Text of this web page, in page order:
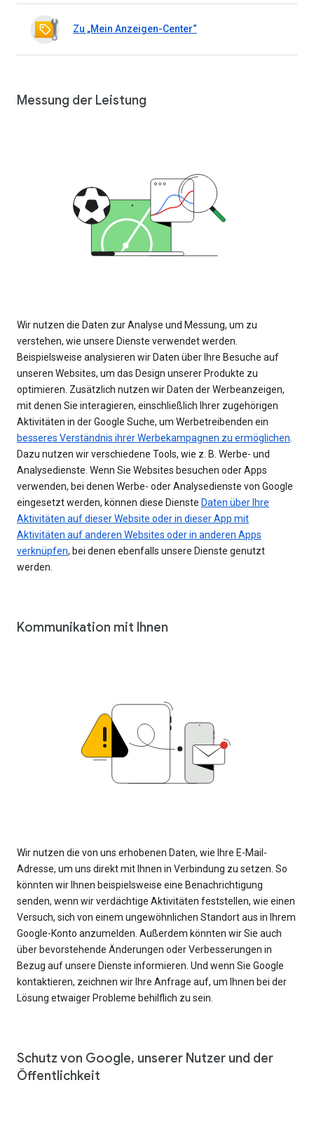
Zu „Mein Anzeigen-Center“
Messung der Leistung
Wir nutzen die Daten zur Analyse und Messung, um zu
verstehen, wie unsere Dienste verwendet werden.
Beispielsweise analysieren wir Daten über Ihre Besuche auf
unseren Websites, um das Design unserer Produkte zu
optimieren. Zusätzlich nutzen wir Daten der Werbeanzeigen,
mit denen Sie interagieren, einschließlich Ihrer zugehörigen
Aktivitäten in der Google Suche, um Werbetreibenden ein
besseres Verständnis ihrer Werbekampagnen zu ermöglichen.
Dazu nutzen wir verschiedene Tools, wie z. B. Werbe- und
Analysedienste. Wenn Sie Websites besuchen oder Apps
verwenden, bei denen Werbe- oder Analysedienste von Google
eingesetzt werden, können diese Dienste Daten über Ihre
Aktivitäten auf dieser Website oder in dieser App mit
Aktivitäten auf anderen Websites oder in anderen Apps
verknüpfen, bei denen ebenfalls unsere Dienste genutzt
werden.
Kommunikation mit Ihnen
Wir nutzen die von uns erhobenen Daten, wie Ihre E-Mail-
Adresse, um uns direkt mit Ihnen in Verbindung zu setzen. So
könnten wir Ihnen beispielsweise eine Benachrichtigung
senden, wenn wir verdächtige Aktivitäten feststellen, wie einen
Versuch, sich von einem ungewöhnlichen Standort aus in Ihrem
Google-Konto anzumelden. Außerdem könnten wir Sie auch
über bevorstehende Änderungen oder Verbesserungen in
Bezug auf unsere Dienste informieren. Und wenn Sie Google
kontaktieren, zeichnen wir Ihre Anfrage auf, um Ihnen bei der
Lösung etwaiger Probleme behilflich zu sein.
Schutz von Google, unserer Nutzer und der
Öffentlichkeit